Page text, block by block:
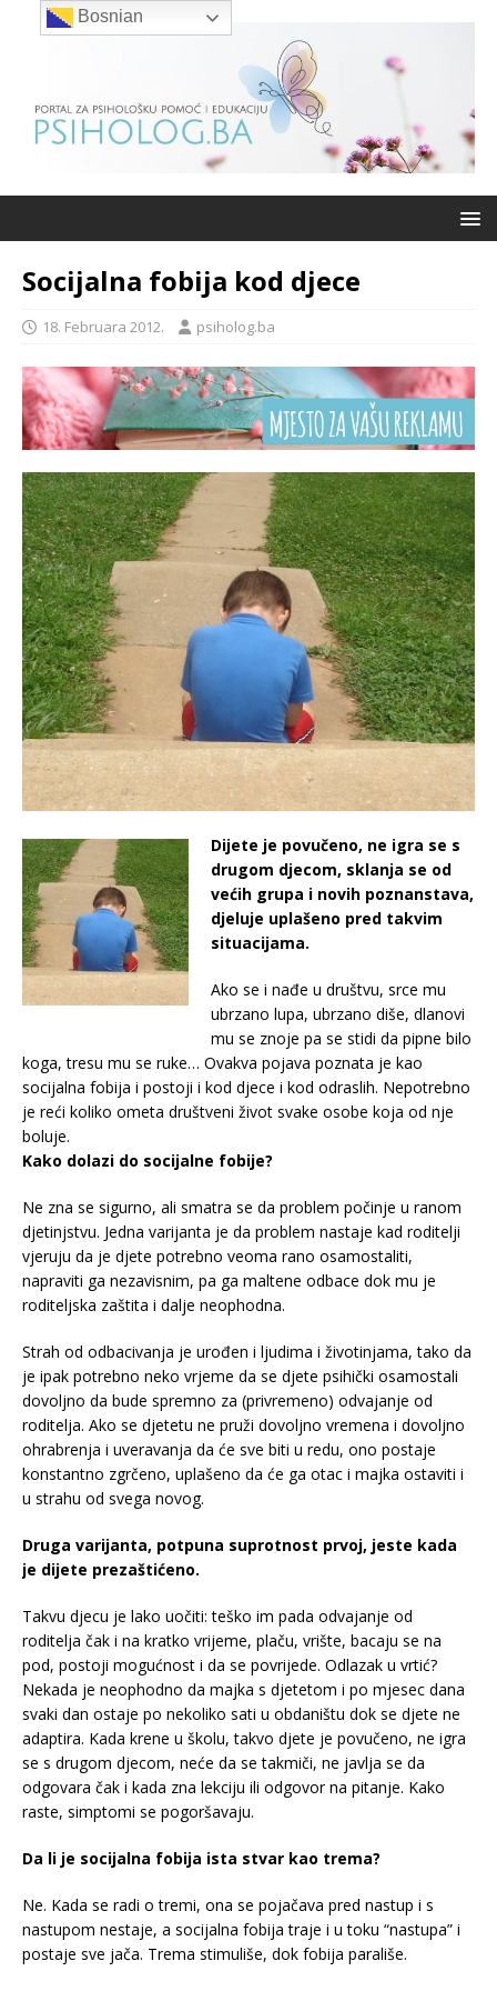
Socijalna fobija kod djece
18. Februara 2012. psiholog.ba
Dijete je povučeno, ne igra se s
drugom djecom, sklanja se od
većih grupa i novih poznanstava,
djeluje uplašeno pred takvim
situacijama.
Ako se i nađe u društvu, srce mu
ubrzano lupa, ubrzano diše, dlanovi
mu se znoje pa se stidi da pipne bilo
koga, tresu mu se ruke… Ovakva pojava poznata je kao
socijalna fobija i postoji i kod djece i kod odraslih. Nepotrebno
je reći koliko ometa društveni život svake osobe koja od nje
boluje.
Kako dolazi do socijalne fobije?
Ne zna se sigurno, ali smatra se da problem počinje u ranom
djetinjstvu. Jedna varijanta je da problem nastaje kad roditelji
vjeruju da je djete potrebno veoma rano osamostaliti,
napraviti ga nezavisnim, pa ga maltene odbace dok mu je
roditeljska zaštita i dalje neophodna.
Strah od odbacivanja je urođen i ljudima i životinjama, tako da
je ipak potrebno neko vrjeme da se djete psihički osamostali
dovoljno da bude spremno za (privremeno) odvajanje od
roditelja. Ako se djetetu ne pruži dovoljno vremena i dovoljno
ohrabrenja i uveravanja da će sve biti u redu, ono postaje
konstantno zgrčeno, uplašeno da će ga otac i majka ostaviti i
u strahu od svega novog.
Druga varijanta, potpuna suprotnost prvoj, jeste kada
je dijete prezaštićeno.
Takvu djecu je lako uočiti: teško im pada odvajanje od
roditelja čak i na kratko vrijeme, plaču, vrište, bacaju se na
pod, postoji mogućnost i da se povrijede. Odlazak u vrtić?
Nekada je neophodno da majka s djetetom i po mjesec dana
svaki dan ostaje po nekoliko sati u obdaništu dok se djete ne
adaptira. Kada krene u školu, takvo djete je povučeno, ne igra
se s drugom djecom, neće da se takmiči, ne javlja se da
odgovara čak i kada zna lekciju ili odgovor na pitanje. Kako
raste, simptomi se pogoršavaju.
Da li je socijalna fobija ista stvar kao trema?
Ne. Kada se radi o tremi, ona se pojačava pred nastup i s
nastupom nestaje, a socijalna fobija traje i u toku “nastupa” i
postaje sve jača. Trema stimuliše, dok fobija parališe.
Bosnian